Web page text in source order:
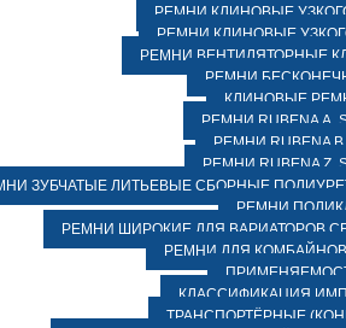
РЕМНИ КЛИНОВЫЕ
РЕМНИ КЛИНОВЫЕ
РЕМНИ ВЕНТИЛЯТОРНЫЕ
РЕМНИ
КЛИНОВЫЕ
РЕМНИ RUBENA А,
РЕМНИ RUBENA
РЕМНИ RUBENA Z,
ЗУБЧАТЫЕ ЛИТЬЕВЫЕ СБОРНЫЕ
РЕМНИ
РЕМНИ ШИРОКИЕ ДЛЯ ВАРИАТОРОВ
РЕМНИ ДЛЯ
КЛАССИФИКАЦИЯ
ТРАНСПОРТЁРНЫЕ